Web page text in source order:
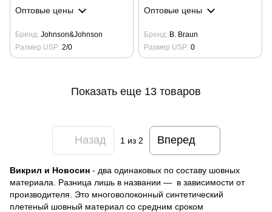
Оптовые цены
Бренд Johnson&Johnson
Размер USP 2/0
Оптовые цены
Бренд B. Braun
Размер USP 0
Показать еще 13 товаров
Назад 1 из 2 Вперед
Викрил и Новосин - два одинаковых по составу шовных
материала. Разница лишь в названии — в зависимости от
производителя. Это многоволоконный синтетический
плетеный шовный материал со средним сроком